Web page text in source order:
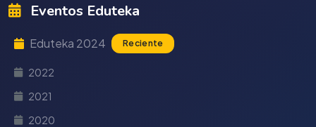
Eventos Eduteka
Eduteka 2024 Reciente
2022
2021
2020